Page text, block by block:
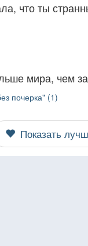
что ты
мира, чем
почерка" (1)
Показать